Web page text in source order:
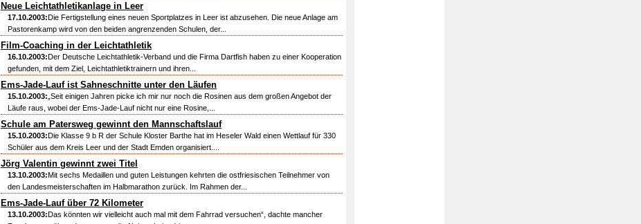
Neue Leichtathletikanlage in Leer
17.10.2003:Die Fertigstellung eines neuen Sportplatzes in Leer ist abzusehen. Die neue Anlage am
Pastorenkamp wird von den beiden angrenzenden Schulen, der...
Film-Coaching in der Leichtathletik
16.10.2003:Der Deutsche Leichtathletik-Verband und die Firma Dartfish haben zu einer Kooperation
gefunden, mit dem Ziel, Leichtathletiktrainern und ihren...
Ems-Jade-Lauf ist Sahneschnitte unter den Läufen
15.10.2003: „Seit einigen Jahren picke ich mir nur noch die Rosinen aus dem großen Angebot der
Läufe raus, wobei der Ems-Jade-Lauf nicht nur eine Rosine,...
Schule am Patersweg gewinnt den Mannschaftslauf
15.10.2003:Die Klasse 9 b R der Schule Kloster Barthe hat im Heseler Wald einen Wettlauf für 330
Schüler aus dem Kreis Leer und der Stadt Emden organisiert....
Jörg Valentin gewinnt zwei Titel
13.10.2003:Mit sechs Medaillen und guten Leistungen kehrten die ostfriesischen Teilnehmer von
den Landesmeisterschaften im Halbmarathon zurück. Im Rahmen der...
Ems-Jade-Lauf über 72 Kilometer
13.10.2003:Das könnten wir vielleicht auch mal mit dem Fahrrad versuchen“, dachte mancher